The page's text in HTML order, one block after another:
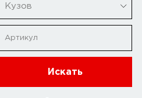
Кузов
Искать